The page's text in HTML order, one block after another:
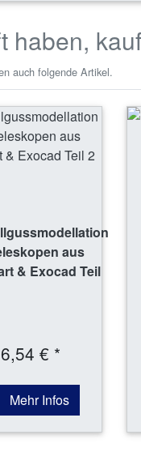
haben,
auch folgende Artikel.
aus
& Exocad Teil
€ *
Mehr Infos